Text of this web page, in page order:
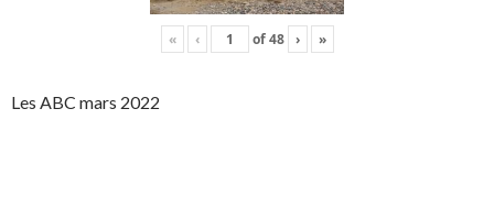
« ‹ of48 › »
Les ABC mars 2022